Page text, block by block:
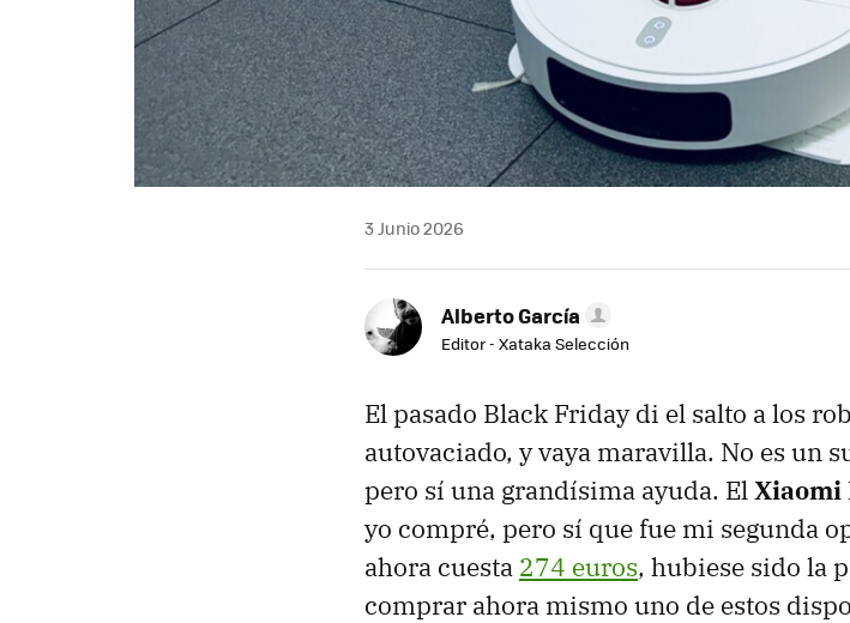
3 Junio 2026
Alberto García
Editor - Xataka Selección
El pasado Black Friday di el salto a los
autovaciado, y vaya maravilla. No es un
pero sí una grandísima ayuda. ElXiaomi
yo compré, pero sí que fue mi segunda
ahora cuesta 274 euros, hubiese sido la
comprar ahora mismo uno de estos